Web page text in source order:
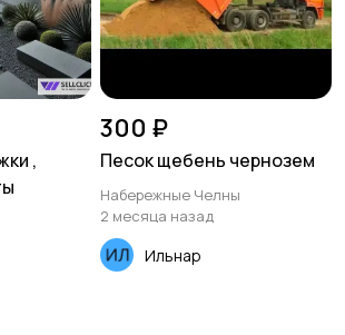
,
300 ₽
Песок щебень чернозем
Набережные Челны
2 месяца назад
Ильнар